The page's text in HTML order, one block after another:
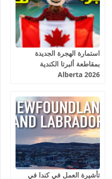
استمارة الهجرة الجديدة
بمقاطعة ألبرتا الكندية
Alberta 2026
تأشيرة العمل في كندا في